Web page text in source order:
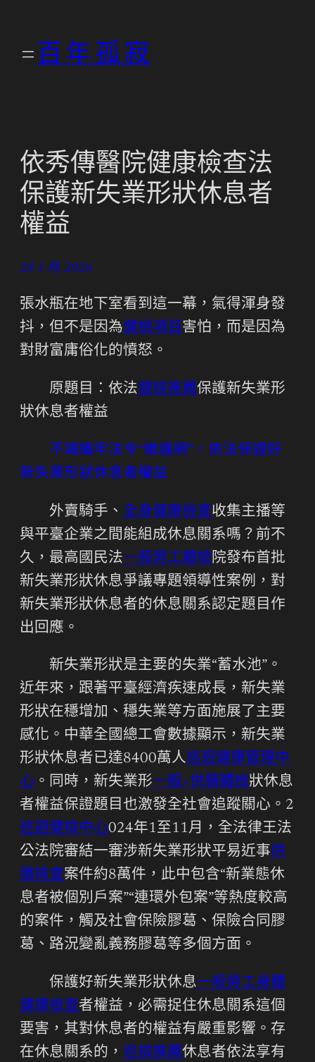
百年孤寂
依秀傳醫院健康檢查法
保護新失業形狀休息者
權益
28 1 月, 2026
張水瓶在地下室看到這一幕，氣得渾身發
抖，但不是因為健檢項目害怕，而是因為
對財富庸俗化的憤怒。
原題目：依法健檢推薦保護新失業形
狀休息者權益
不竭織牢法令“維護網”，依法保證好
新失業形狀休息者權益
外賣騎手、 全身健康檢查收集主播等
與平臺企業之間能組成休息關系嗎？前不
久，最高國民法一般勞工體檢院發布首批
新失業形狀休息爭議專題領導性案例，對
新失業形狀休息者的休息關系認定題目作
出回應。
新失業形狀是主要的失業“蓄水池”。
近年來，跟著平臺經濟疾速成長，新失業
形狀在穩增加、穩失業等方面施展了主要
感化。中華全國總工會數據顯示，新失業
形狀休息者已達8400萬人巡迴健康管理中
心 。同時，新失業形一般+供膳體檢狀休息
者權益保證題目也激發全社會追蹤關心。2
巡迴健檢中心024年1至11月，全法律王法
公法院審結一審涉新失業形狀平易近事供
膳檢查案件約8萬件，此中包含“新業態休
息者被個別戶案”“連環外包案”等熱度較高
的案件，觸及社會保險膠葛、保險合同膠
葛、路況變亂義務膠葛等多個方面。
保護好新失業形狀休息一般勞工身體
健康檢查者權益，必需捉住休息關系這個
要害，其對休息者的權益有嚴重影響。存
在休息關系的， 巡檢推薦休息者依法享有